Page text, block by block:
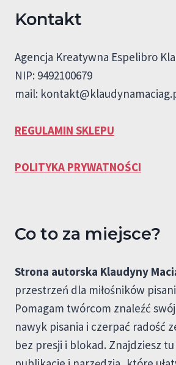
Kontakt
Agencja Kreatywna Espelibro
NIP: 9492100679
mail:
REGULAMIN SKLEPU
POLITYKA PRYWATNOŚCI
Co to za miejsce?
Strona autorska Klaudyny
przestrzeń dla miłośników
Pomagam twórcom znaleźć
nawyk pisania i czerpać radość
bez presji i blokad. Znajdziesz